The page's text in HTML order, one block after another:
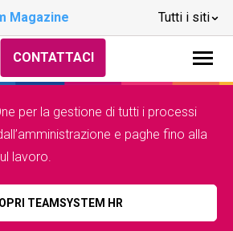
Magazine Tutti i siti
CONTATTACI
per la gestione di tutti i processi
e paghe fino alla
lavoro.
TEAMSYSTEM HR